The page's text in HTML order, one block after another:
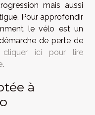
mais aussi
Pour approfondir
le vélo est un
de perte de
cliquer ici pour lire
.
à